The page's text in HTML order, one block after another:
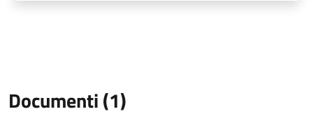
Documenti (1)